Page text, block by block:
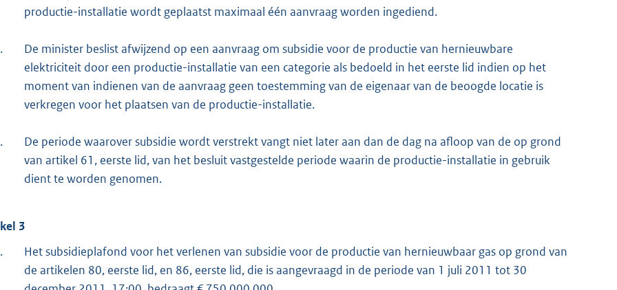
productie-installatie wordt geplaatst maximaal één aanvraag worden ingediend.
De minister beslist afwijzend op een aanvraag om subsidie voor de productie van hernieuwbare
elektriciteit door een productie-installatie van een categorie als bedoeld in het eerste lid indien op het
moment van indienen van de aanvraag geen toestemming van de eigenaar van de beoogde locatie is
verkregen voor het plaatsen van de productie-installatie.
De periode waarover subsidie wordt verstrekt vangt niet later aan dan de dag na afloop van de op grond
van artikel 61, eerste lid, van het besluit vastgestelde periode waarin de productie-installatie in gebruik
dient te worden genomen.
3
Het subsidieplafond voor het verlenen van subsidie voor de productie van hernieuwbaar gas op grond van
de artikelen 80, eerste lid, en 86, eerste lid, die is aangevraagd in de periode van 1 juli 2011 tot 30